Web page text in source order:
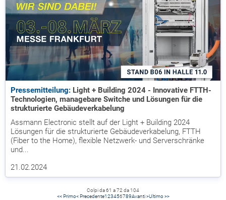
Pressemitteilung: Light + Building 2024 - Innovative FTTH-
Technologien, managebare Switche und Lösungen für die
strukturierte Gebäudeverkabelung
Assmann Electronic stellt auf der Light + Building 2024
Lösungen für die strukturierte Gebäudeverkabelung, FTTH
(Fiber to the Home), flexible Netzwerk- und Serverschränke
und...
21.02.2024
Colpi da 61 a 72 da 104
<< Primo< Precedente123456789Avanti >Ultimo >>